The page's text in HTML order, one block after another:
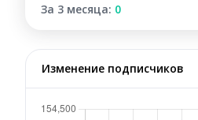
За 3 месяца: 0
Изменение подписчиков